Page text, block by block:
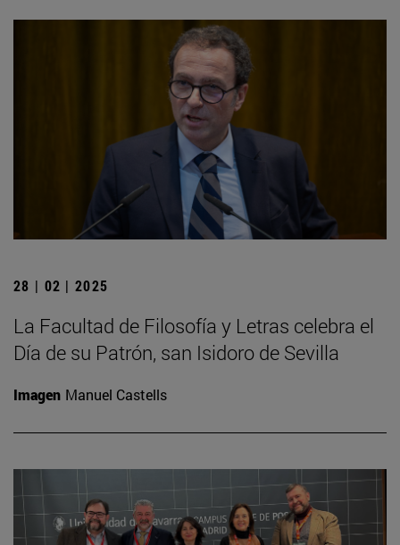
28 | 02 | 2025
La Facultad de Filosofía y Letras celebra el
Día de su Patrón, san Isidoro de Sevilla
Imagen Manuel Castells